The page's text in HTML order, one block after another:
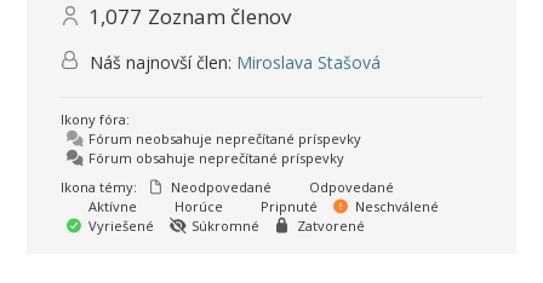
1,077 Zoznam členov
Náš najnovší člen: Miroslava Stašová
Ikony fóra:
Fórum neobsahuje neprečítané príspevky
Fórum obsahuje neprečítané príspevky
Ikona témy:
Neodpovedané
Odpovedané
Aktívne
Horúce Pripnuté
Neschválené
Vyriešené
Súkromné Zatvorené